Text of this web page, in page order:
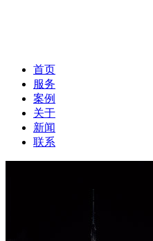
首页
服务
案例
关于
新闻
联系